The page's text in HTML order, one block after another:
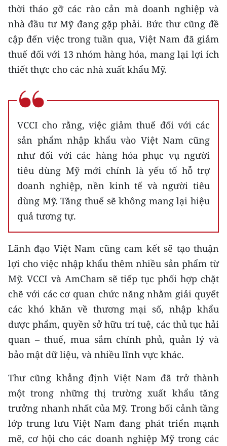
TIN MỚI
TIN ĐỊA PHƯƠNG
Trung du và miền núi phía Bắc
Đồng bằng sông Hồng
Bắc Trung Bộ
Nguyên
Đông Nam Bộ
Đồng bằng sông Cửu Long
Chuyên trang Hà Nội
Chuyên trang TP. Hồ Chí Minh
CÁC CHUYÊN TRANG
VỀ BÁO NHÂN DÂN
THỜI NAY
NHÂN DÂN CUỐI TUẦN
NHÂN DÂN HẰNG THÁNG
MUA BÁO
ĐỌC BÁO IN
thời tháo gỡ các rào cản mà doanh nghiệp và
nhà đầu tư Mỹ đang gặp phải. Bức thư cũng đề
cập đến việc trong tuần qua, Việt Nam đã giảm
thuế đối với 13 nhóm hàng hóa, mang lại lợi ích
thiết thực cho các nhà xuất khẩu Mỹ.
VCCI cho rằng, việc giảm thuế đối với các
sản phẩm nhập khẩu vào Việt Nam cũng
như đối với các hàng hóa phục vụ người
tiêu dùng Mỹ mới chính là yếu tố hỗ trợ
doanh nghiệp, nền kinh tế và người tiêu
dùng Mỹ. Tăng thuế sẽ không mang lại hiệu
quả tương tự.
Lãnh đạo Việt Nam cũng cam kết sẽ tạo thuận
lợi cho việc nhập khẩu thêm nhiều sản phẩm từ
Mỹ. VCCI và AmCham sẽ tiếp tục phối hợp chặt
chẽ với các cơ quan chức năng nhằm giải quyết
các khó khăn về thương mại số, nhập khẩu
dược phẩm, quyền sở hữu trí tuệ, các thủ tục hải
quan – thuế, mua sắm chính phủ, quản lý và
bảo mật dữ liệu, và nhiều lĩnh vực khác.
Thư cũng khẳng định Việt Nam đã trở thành
một trong những thị trường xuất khẩu tăng
trưởng nhanh nhất của Mỹ. Trong bối cảnh tầng
lớp trung lưu Việt Nam đang phát triển mạnh
mẽ, cơ hội cho các doanh nghiệp Mỹ trong các